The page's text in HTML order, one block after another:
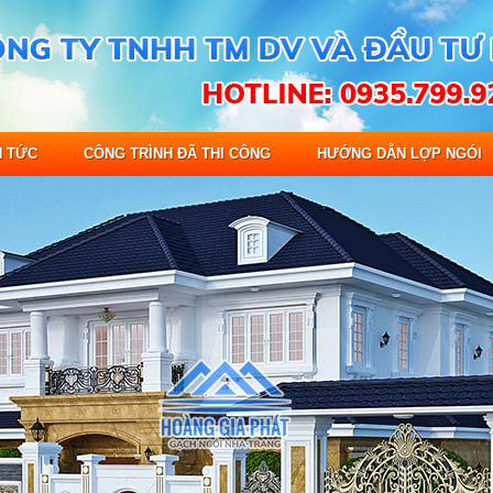
TỨC CÔNG TRÌNH ĐÃ THI CÔNG HƯỚNG DẪN LỢP NGÓI